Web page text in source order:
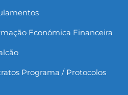
Económica Financeira
Programa / Protocolos